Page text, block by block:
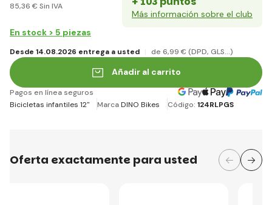
85,36 € Sin IVA
Más información sobre el club
En stock > 5 piezas
Desde 14.08.2026 entrega a usted de 6,99 € (DPD, GLS...)
Añadir al carrito
Pagos en línea seguros
Bicicletas infantiles 12"
MarcaDINO Bikes Código: 124RLPGS
Oferta exactamente para usted